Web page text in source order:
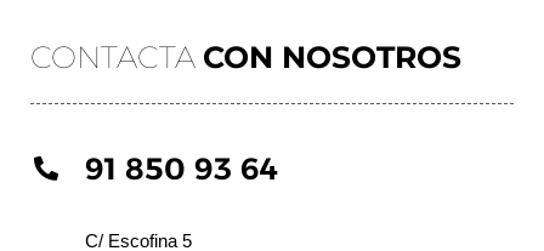
CONTACTA CON NOSOTROS
91 850 93 64
C/ Escofina 5